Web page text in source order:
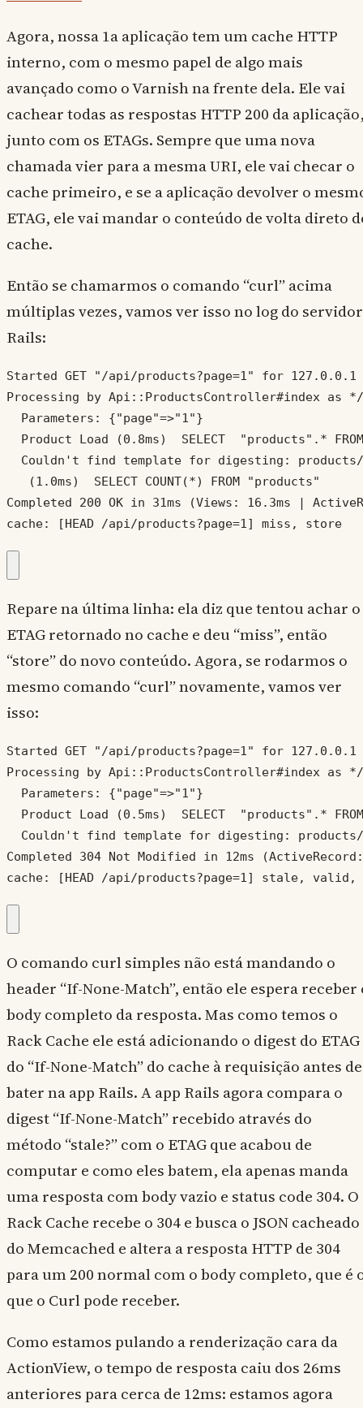
Agora, nossa 1a aplicação tem um cache HTTP
interno, com o mesmo papel de algo mais
avançado como o Varnish na frente dela. Ele vai
cachear todas as respostas HTTP 200 da
junto com os ETAGs. Sempre que uma nova
chamada vier para a mesma URI, ele vai checar o
cache primeiro, e se a aplicação devolver o
ETAG, ele vai mandar o conteúdo de volta direto
cache.
Então se chamarmos o comando “curl” acima
múltiplas vezes, vamos ver isso no log do servidor
Rails:
Started GET "/api/products?page=1" for 127.0.0.1
Processing by Api::ProductsController#index as
  Parameters: {"page"=>"1"}
Product Load (0.8ms)  SELECT  "products".*
Couldn't find template for digesting:
   (1.0ms)  SELECT COUNT(*) FROM "products"
Completed 200 OK in 31ms (Views: 16.3ms |
cache: [HEAD /api/products?page=1] miss, store
Repare na última linha: ela diz que tentou achar o
ETAG retornado no cache e deu “miss”, então
“store” do novo conteúdo. Agora, se rodarmos o
mesmo comando “curl” novamente, vamos ver
isso:
Started GET "/api/products?page=1" for 127.0.0.1
Processing by Api::ProductsController#index as
  Parameters: {"page"=>"1"}
Product Load (0.5ms)  SELECT  "products".*
Couldn't find template for digesting:
Completed 304 Not Modified in 12ms
cache: [HEAD /api/products?page=1] stale, valid,
O comando curl simples não está mandando o
header “If-None-Match”, então ele espera receber
body completo da resposta. Mas como temos o
Rack Cache ele está adicionando o digest do ETAG
do “If-None-Match” do cache à requisição antes de
bater na app Rails. A app Rails agora compara o
digest “If-None-Match” recebido através do
método “stale?” com o ETAG que acabou de
computar e como eles batem, ela apenas manda
uma resposta com body vazio e status code 304. O
Rack Cache recebe o 304 e busca o JSON cacheado
do Memcached e altera a resposta HTTP de 304
para um 200 normal com o body completo, que é
que o Curl pode receber.
Como estamos pulando a renderização cara da
ActionView, o tempo de resposta caiu dos 26ms
anteriores para cerca de 12ms: estamos agora